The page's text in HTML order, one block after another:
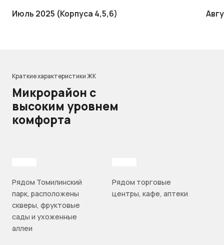
Июль 2025 (Корпуса 4,5,6)
Краткие характеристики ЖК
Микрорайон с
высоким уровнем
комфорта
Рядом Томилинский
парк, расположены
скверы, фруктовые
сады и ухоженные
аллеи
Рядом торговые
центры, кафе, аптеки